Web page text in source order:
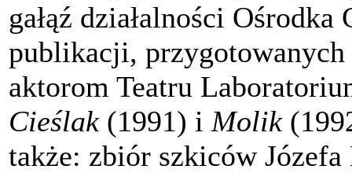
gałąź działalności
publikacji,
aktorom Teatru
Cieślak(1991) i Molik
także: zbiór szkiców